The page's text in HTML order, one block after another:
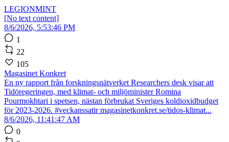
LEGIONMINT
[No text content]
8/6/2026, 5:53:46 PM
1
22
105
Magasinet Konkret
En ny rapport från forskningsnätverket Researchers desk visar att
Tidöregeringen, med klimat- och miljöminister Romina
Pourmokhtari i spetsen, nästan förbrukat Sveriges koldioxidbudget
för 2023-2026. #veckanssatir magasinetkonkret.se/tidos-klimat...
8/6/2026, 11:41:47 AM
0